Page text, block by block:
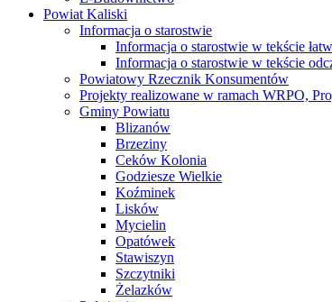
Powiat Kaliski
Informacja o starostwie
Informacja o starostwie w tekście
Informacja o starostwie w tekście
Powiatowy Rzecznik Konsumentów
Projekty realizowane w ramach WRPO,
Gminy Powiatu
Blizanów
Brzeziny
Ceków Kolonia
Godziesze Wielkie
Koźminek
Lisków
Mycielin
Opatówek
Stawiszyn
Szczytniki
Żelazków